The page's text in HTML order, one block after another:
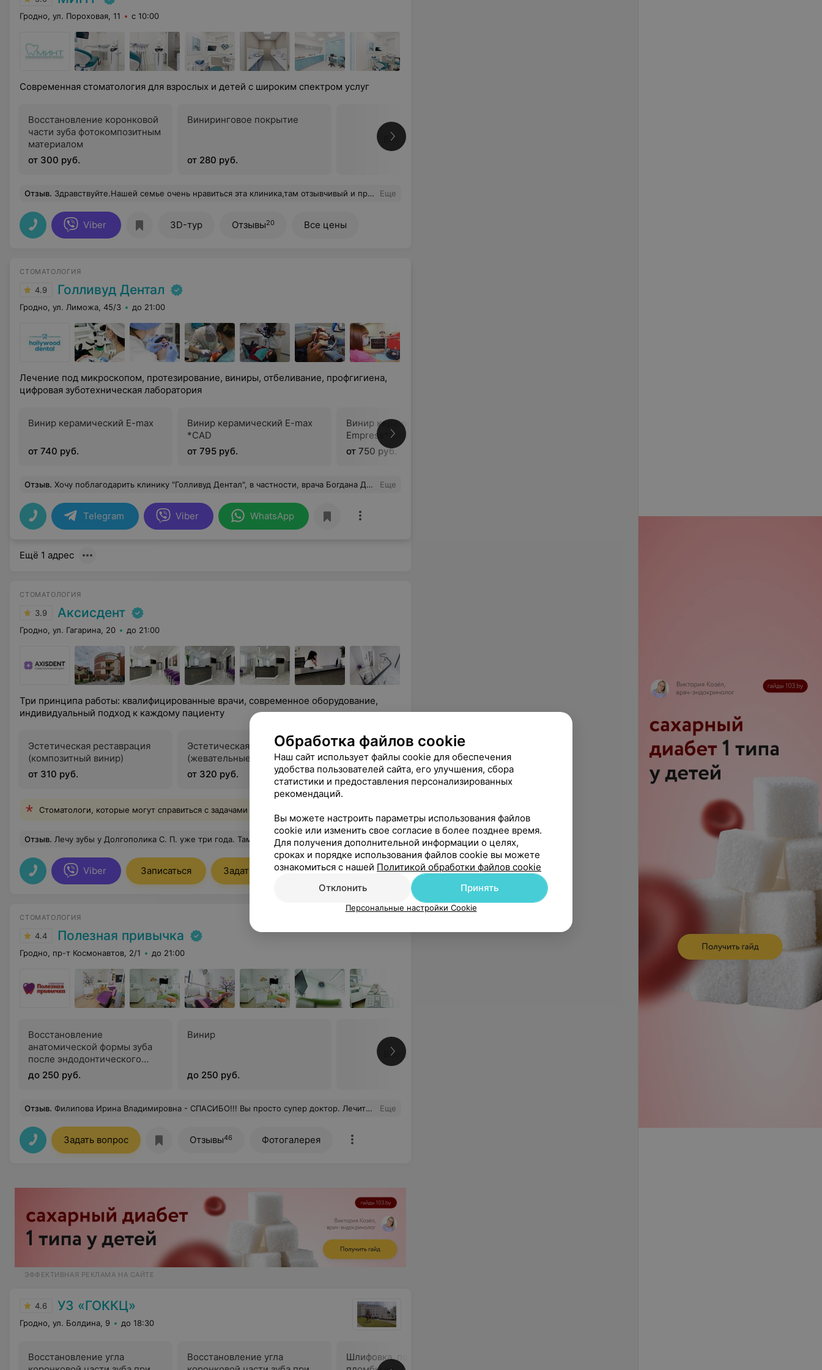
Гродно, ул. Пороховая, 11 с 10:00
Современная стоматология для взрослых и детей с широким спектром услуг
Восстановление коронковой
части зуба фотокомпозитным
материалом
от 300 руб.
Виниринговое покрытие
от 280 руб.
Все цены
Отзыв. Здравствуйте.Нашей семье очень нравиться эта клиника,там отзывчивый и приветливый персонал.Лечим зубы всей семьей у Сатишур Лилии Ивановны.Очень хороший врач ,ей отдельное спасибо.Дети хотят лечить зубки только у нее.Я всем своим знакомым рекомендую только эту клинику.Спасибо за то ,что вы есть! Еще
Viber 3D-тур Отзывы20 Все цены
СТОМАТОЛОГИЯ
4.9 Голливуд Дентал
Гродно, ул. Лиможа, 45/3 до 21:00
Лечение под микроскопом, протезирование, виниры, отбеливание, профгигиена,
цифровая зуботехническая лаборатория
Винир керамический E-max
от 740 руб.
Винир керамический E-max
*CAD
от 795 руб.
Винир керамический
Empress*CAD Multi
от 750 руб.
Отзыв. Хочу поблагодарить клинику "Голливуд Дентал", в частности, врача Богдана Дмитриевича. С детства были разрушены жевательные зубы. Основная масса стоматологов в государственных поликлиниках разводили руками при виде "поля для пахаты". Причину разрушенных зубов также не установили. После обращения в платную клинику, женщина-стоматолог без колебаний предложила удалить зубы. Около 10 лет я искала стоматолога, который сможет справится с тяжёлым, как мне казалось, случаем без удаления. Безболезненное и качественное лечение, компетентность, опыт и профессионализм Вы найдёте в кресле у Богдана Дмитриевича!!!! Еще
Telegram Viber WhatsApp
Ещё 1 адрес
СТОМАТОЛОГИЯ
3.9 Аксисдент
Гродно, ул. Гагарина, 20 до 21:00
Три принципа работы: квалифицированные врачи, современное оборудование,
индивидуальный подход к каждому пациенту
Эстетическая реставрация
(композитный винир)
от 310 руб.
Эстетическая реставрация
(жевательные зубы)
от 320 руб.
Все цены
Стоматологи, которые могут справиться с задачами любой сложности
Отзыв. Лечу зубы у Долгополика С. П. уже три года. Там же делал протезирование и чистку зубов от камня ежегодно. Хоть и не дёшево, зато качественно и надёжно. Никаких нареканий нету. Очень вежливый и дружественный персонал. Всегда за день до визита звонят и напоминают о времени. Цены хоть и не маленькие, но знаешь, за что платишь. Еще
Viber Записаться Задать вопрос
СТОМАТОЛОГИЯ
4.4 Полезная привычка
Гродно, пр-т Космонавтов, 2/1 до 21:00
Восстановление
анатомической формы зуба
после эндодонтического
лечения
до 250 руб.
Винир
до 250 руб.
Все цены
Отзыв. Филипова Ирина Владимировна - СПАСИБО!!! Вы просто супер доктор. Лечить у Вас зубы сплошное удовольствие. Ребёнок в восторге, папа в шоке. Мы только к Вам!!! Еще
Задать вопрос Отзывы46 Фотогалерея
ЭФФЕКТИВНАЯ РЕКЛАМА НА САЙТЕ
4.6 УЗ «ГОККЦ»
Гродно, ул. Болдина, 9 до 18:30
Восстановление угла
Восстановление угла
Шлифовка, полировка
Обработка файлов cookie
Наш сайт использует файлы cookie для обеспечения
удобства пользователей сайта, его улучшения, сбора
статистики и предоставления персонализированных
рекомендаций.
Вы можете настроить параметры использования файлов
cookie или изменить свое согласие в более позднее время.
Для получения дополнительной информации о целях,
сроках и порядке использования файлов cookie вы можете
ознакомиться с нашей Политикой обработки файлов cookie
Отклонить
Принять
Персональные настройки Cookie